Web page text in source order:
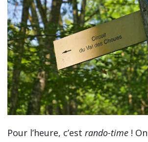
Pour l’heure, c’est rando-time !